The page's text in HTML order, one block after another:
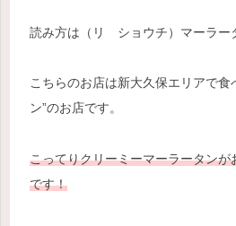
読み方は（リ ショウチ）マーラー
こちらのお店は新大久保エリアで食
ン”のお店です。
こってりクリーミーマーラータン
です！